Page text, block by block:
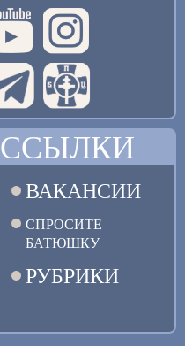
ВАКАНСИИ
СПРОСИТЕ
БАТЮШКУ
РУБРИКИ